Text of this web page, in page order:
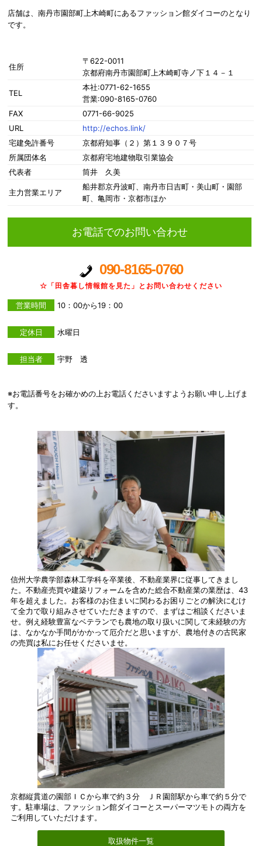
店舗は、南丹市園部町上木崎町にあるファッション館ダイコーのとなり
です。
住所
〒622-0011
京都府南丹市園部町上木崎町寺ノ下１４－１
TEL
本社:0771-62-1655
営業:090-8165-0760
FAX
0771-66-9025
URL
http://echos.link/
宅建免許番号
京都府知事（２）第１３９０７号
所属団体名
京都府宅地建物取引業協会
代表者
筒井 久美
主力営業エリア
船井郡京丹波町、南丹市日吉町・美山町・園部
町、亀岡市・京都市ほか
お電話でのお問い合わせ
090-8165-0760
☆「田舎暮し情報館を見た」とお問い合わせください
営業時間 10：00から19：00
定休日 水曜日
担当者 宇野 透
※お電話番号をお確かめの上お電話くださいますようお願い申し上げま
す。
信州大学農学部森林工学科を卒業後、不動産業界に従事してきまし
た。不動産売買や建築リフォームを含めた総合不動産業の業歴は、43
年を超えました。お客様のお住まいに関わるお困りごとの解決にむけ
て全力で取り組みさせていただきますので、まずはご相談くださいま
せ。例え経験豊富なベテランでも農地の取り扱いに関して未経験の方
は、なかなか手間がかかって厄介だと思いますが、農地付きの古民家
の売買は私にお任せくださいませ。
京都縦貫道の園部ＩＣから車で約３分 ＪＲ園部駅から車で約５分で
す。駐車場は、ファッション館ダイコーとスーパーマツモトの両方を
ご利用していただけます。
取扱物件一覧